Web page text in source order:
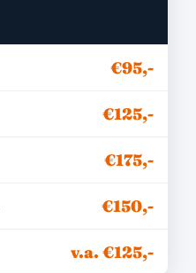
€95,-
€125,-
€175,-
€150,-
v.a. €125,-